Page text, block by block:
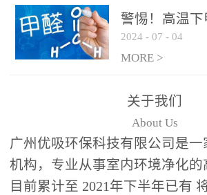
警惕！高温下
手”来袭，你
2024 - 07 - 04
MORE >
关于我们
About Us
广州优吸环保科技有限公司是
机构，专业从事室内环境净化的
目前累计至 2021年下半年已有